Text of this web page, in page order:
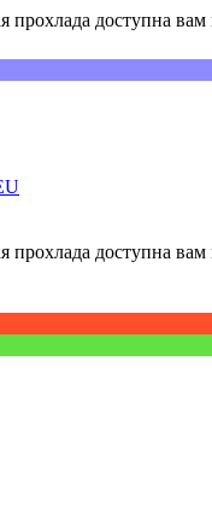
прохлада доступна
прохлада доступна